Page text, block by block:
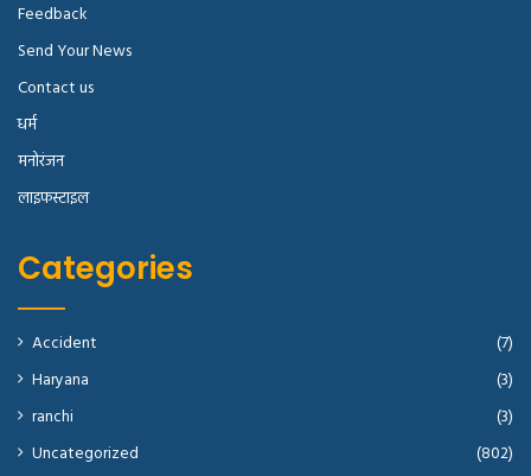
Feedback
Send Your News
Contact us
धर्म
मनोरंजन
लाइफस्टाइल
Categories
Accident
(7)
Haryana
(3)
ranchi
(3)
Uncategorized
(802)